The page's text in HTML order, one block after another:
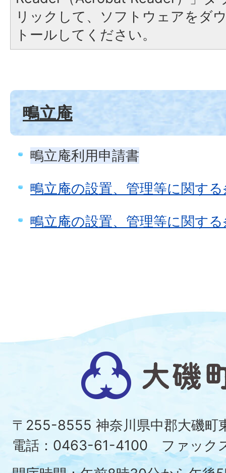
リックして、ソフトウェアをダ
トールしてください。
鴫立庵
鴫立庵利用申請書
鴫立庵の設置、管理等に関す
鴫立庵の設置、管理等に関す
大
磯
町
〒255-8555 神奈川県中郡大磯
電話：0463-61-4100 ファック